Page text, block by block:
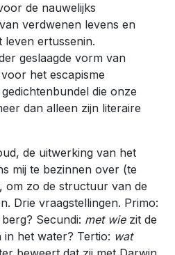
de nauwelijks
verdwenen levens en
ertussenin.
geslaagde vorm van
het escapisme
die onze
dan alleen zijn literaire
de uitwerking van het
mij te bezinnen over (te
om zo de structuur van de
Drie vraagstellingen. Primo:
Secundi: met wiezit de
het water? Tertio: wat